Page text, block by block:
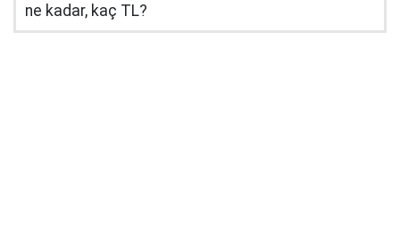
ne kadar, kaç TL?